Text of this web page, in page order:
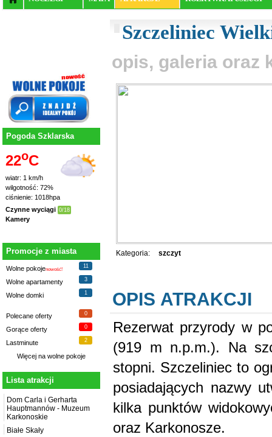
Pogoda Szklarska
22oC
wiatr: 1 km/h
wilgotność: 72%
ciśnienie: 1018hpa
Czynne wyciągi 0/18
Kamery
Promocje z miasta
Wolne pokojenowość!
11
Wolne apartamenty 3
Wolne domki 1
Polecane oferty 0
Gorące oferty 0
Lastminute 2
Więcej na wolne pokoje
Lista atrakcji
Dom Carla i Gerharta
Hauptmannów - Muzeum
Karkonoskie
Białe Skały
Szczeliniec
opis, galeria oraz
Kategoria: szczyt
OPIS ATRAKCJI
Rezerwat przyrody w
(919 m n.p.m.). Na
stopni. Szczeliniec to
posiadających nazwy
kilka punktów
oraz Karkonosze.